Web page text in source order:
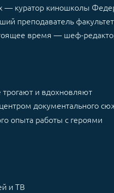
— куратор киношколы
преподаватель
время — шеф-
и вдохновляют
документального
опыта работы с героями
и ТВ